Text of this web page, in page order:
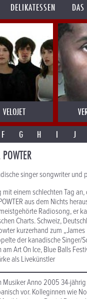
DELIKATESSEN
VELOJET
F G H I J
singer songwriter und
mit einem schlechten Tag
aus dem Nichts
Radiosong, er
Charts. Schweiz,
kurzerhand zum
der kanadische Singer/
am Art On Ice, Blue Balls
als Livekünstler
Musiker Anno 2005 34-
vor. Kolleginnen wie